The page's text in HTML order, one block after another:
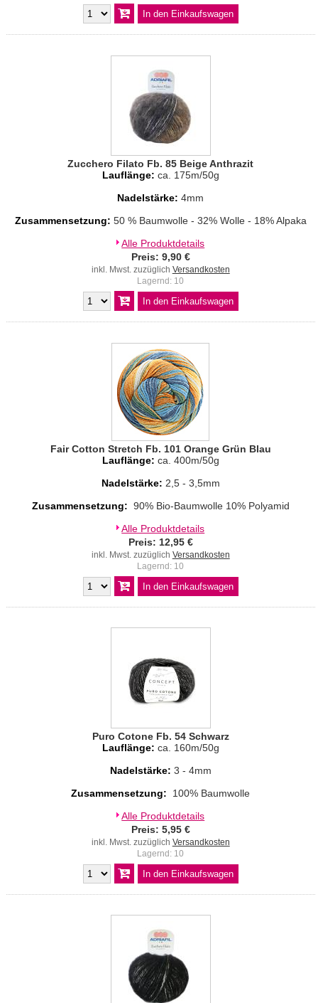
Zucchero Filato Fb. 85 Beige Anthrazit
Lauflänge: ca. 175m/50g
Nadelstärke: 4mm
Zusammensetzung: 50 % Baumwolle - 32% Wolle - 18% Alpaka
Alle Produktdetails
Preis: 9,90 €
inkl. Mwst. zuzüglich Versandkosten
Lagernd: 10
Fair Cotton Stretch Fb. 101 Orange Grün Blau
Lauflänge: ca. 400m/50g
Nadelstärke: 2,5 - 3,5mm
Zusammensetzung: 90% Bio-Baumwolle 10% Polyamid
Alle Produktdetails
Preis: 12,95 €
inkl. Mwst. zuzüglich Versandkosten
Lagernd: 10
Puro Cotone Fb. 54 Schwarz
Lauflänge: ca. 160m/50g
Nadelstärke: 3 - 4mm
Zusammensetzung:
100% Baumwolle
Alle Produktdetails
Preis: 5,95 €
inkl. Mwst. zuzüglich Versandkosten
Lagernd: 10